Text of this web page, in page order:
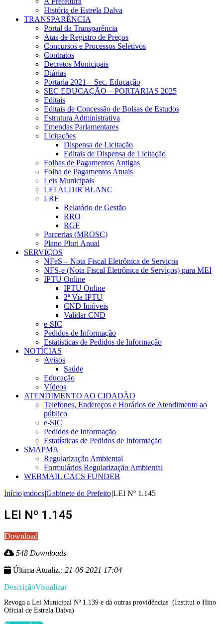
História de Estrela Dalva
TRANSPARÊNCIA
Portal da Transparência
Atas de Registro de Preços
Concursos e Processos Seletivos
Contratos
Decretos Municipais
Diárias
Portaria 2021 – Sec. Educação
SEC EDUCAÇÃO – PORTARIAS 2025
Editais
Editais de Concessão de Bolsas de Estudos
Estrutura Administrativa
Emendas Parlamentares
Licitações
Dispensa de Licitação
Editais de Dispensa de Licitação
Folhas de Pagamentos Antigas
Folha de Pagamentos Atuais
Leis Municipais
LEI ALDIR BLANC
LRF
Relatório de Gestão
RRO
RGF
Parcerias (MROSC)
Plano Pluri Anual
SERVIÇOS
NFeS – Nota Fiscal Eletrônica de Serviços
NFS-e (Nota Fiscal Eletrônica de Serviços) para MEI
IPTU Online
IPTU Online
2ª Via IPTU
CND Imóveis
Validar CND
e-SIC
Pedidos de Informação
Estatísticas de Pedidos de Informação
NOTÍCIAS
Avisos
Saúde
Educação
Vídeos
ATENDIMENTO AO CIDADÃO
Telefones, Endereços e Horários de Atendimento ao
público
e-SIC
Pedidos de Informação
Estatísticas de Pedidos de Informação
SMAPMA
Regularização Ambiental
Formulários Regularização Ambiental
WEBMAIL CACS FUNDEB
Início|mdocs|Gabinete do Prefeito|LEI Nº 1.145
LEI Nº 1.145
Download
548 Downloads
Última Atualiz.: 21-06-2021 17:04
DescriçãoVisualizar
Revoga a Lei Municipal Nº 1.139 e dá outras providências (Institui o Hino
Oficial de Estrela Dalva)